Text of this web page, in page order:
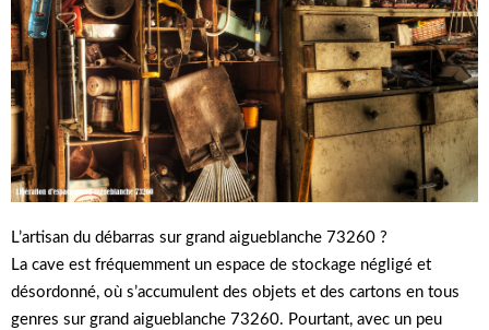
L’artisan du débarras sur grand aigueblanche 73260 ?
La cave est fréquemment un espace de stockage négligé et
désordonné, où s’accumulent des objets et des cartons en tous
genres sur grand aigueblanche 73260. Pourtant, avec un peu